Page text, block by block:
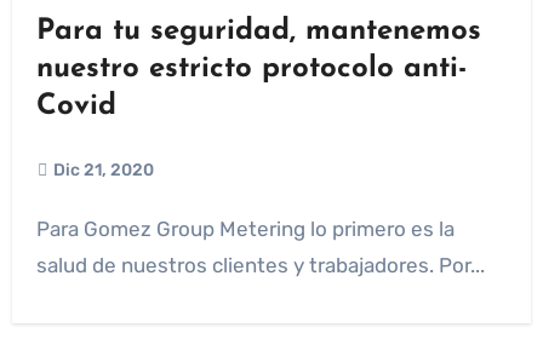
Para tu seguridad, mantenemos
nuestro estricto protocolo anti-
Covid
Dic 21, 2020
Para Gomez Group Metering lo primero es la
salud de nuestros clientes y trabajadores. Por...